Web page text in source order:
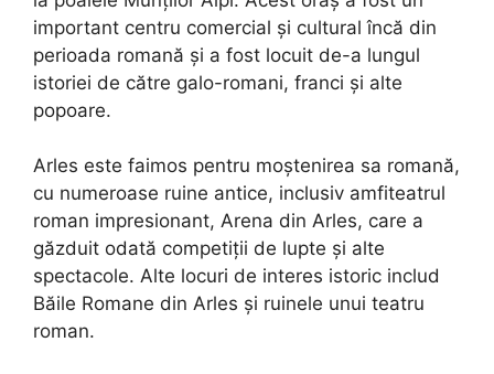
important centru comercial și cultural încă din
perioada romană și a fost locuit de-a lungul
istoriei de către galo-romani, franci și alte
popoare.
Arles este faimos pentru moștenirea sa romană,
cu numeroase ruine antice, inclusiv amfiteatrul
roman impresionant, Arena din Arles, care a
găzduit odată competiții de lupte și alte
spectacole. Alte locuri de interes istoric includ
Băile Romane din Arles și ruinele unui teatru
roman.